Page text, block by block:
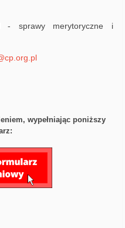
- sprawy merytoryczne i
wypełniając poniższy